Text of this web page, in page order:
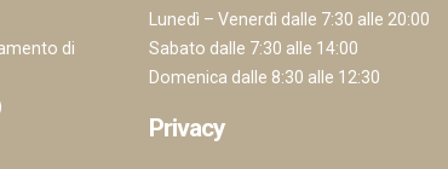
di
Lunedì – Venerdì dalle 7:30 alle 20:00
Sabato dalle 7:30 alle 14:00
Domenica dalle 8:30 alle 12:30
Privacy